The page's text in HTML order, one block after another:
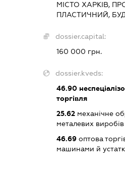
МІСТО ХАРКІВ,
ПЛАСТИЧНИЙ,
dossier.capital:
160 000 грн.
dossier.kveds:
46.90
торгівля
25.62 механічне
металевих виробів
46.69 оптова
машинами й